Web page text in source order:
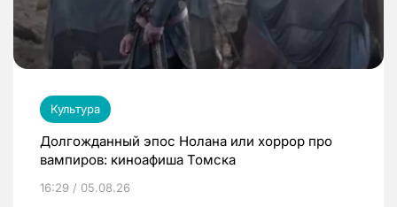
Культура
Долгожданный эпос Нолана или хоррор про
вампиров: киноафиша Томска
16:29 / 05.08.26